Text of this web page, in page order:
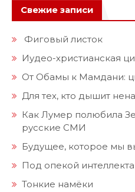
Свежие записи
Фиговый листок
Иудео-христианская
От Обамы к Мамдани:
Для тех, кто дышит
Как Лумер полюбила
русские СМИ
Будущее, которое мы
Под опекой интеллекта
Тонкие намёки